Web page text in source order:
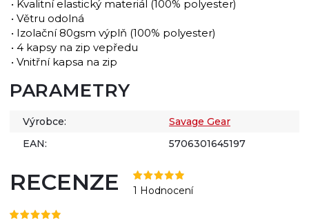
• Kvalitní elastický materiál (100% polyester)
• Větru odolná
• Izolační 80gsm výplň (100% polyester)
• 4 kapsy na zip vepředu
• Vnitřní kapsa na zip
PARAMETRY
Výrobce:
Savage Gear
EAN:
5706301645197
RECENZE 1 Hodnocení